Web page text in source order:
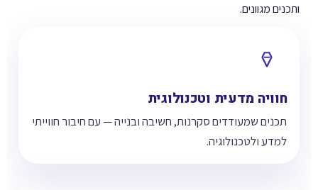
ותכנים מגוונים.
חוויה מדעית וטכנולוגית
תכנים שמעודדים סקרנות, חשיבה ובנייה — עם חיבור חווייתי
למדע ולטכנולוגיה.